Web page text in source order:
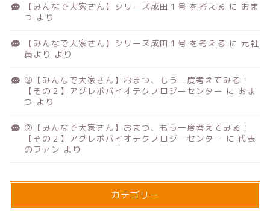
【みんなで大家さん】シリーズ成田１号 を考える に おま
つ より
【みんなで大家さん】シリーズ成田１号 を考える に 元社
員より より
②【みんなで大家さん】おまつ、もう一度考えてみる！
【その２】アグレボバイオテクノロジーセンター に おま
つ より
②【みんなで大家さん】おまつ、もう一度考えてみる！
【その２】アグレボバイオテクノロジーセンター に 代表
のファン より
カテゴリー